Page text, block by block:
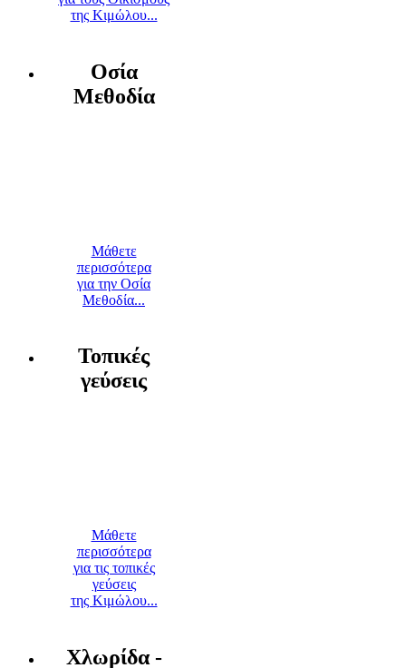
της Κιμώλου...
Οσία
Μεθοδία
Μάθετε
περισσότερα
για την Οσία
Μεθοδία...
Τοπικές
γεύσεις
Μάθετε
περισσότερα
για τις τοπικές
γεύσεις
της Κιμώλου...
Χλωρίδα -